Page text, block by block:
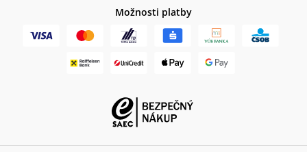
Možnosti platby